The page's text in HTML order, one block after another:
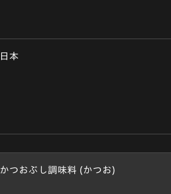
日本
かつおぶし調味料 (かつお)